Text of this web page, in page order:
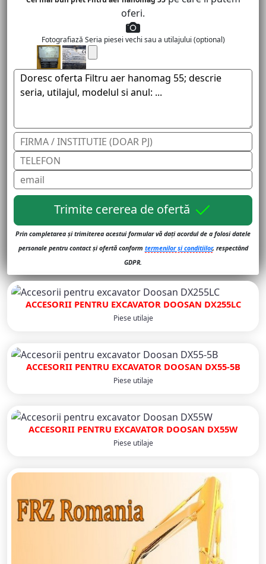
oferi.
Fotografiază Seria piesei vechi sau a utilajului (optional)
Trimite cererea de ofertă
Prin completarea și trimiterea acestui formular vă dați acordul de a folosi datele
personale pentru contact și ofertă conform termenilor și conditiilor, respectând
GDPR.
ACCESORII PENTRU EXCAVATOR DOOSAN DX255LC
Piese utilaje
ACCESORII PENTRU EXCAVATOR DOOSAN DX55-5B
Piese utilaje
ACCESORII PENTRU EXCAVATOR DOOSAN DX55W
Piese utilaje